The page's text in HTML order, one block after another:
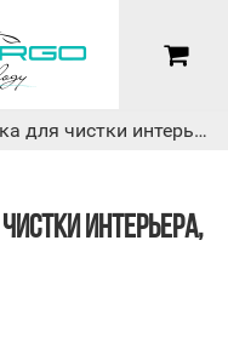
Interior Brush - щетка для чистки интерьера, 1 шт
ЧИСТКИ ИНТЕРЬЕРА,